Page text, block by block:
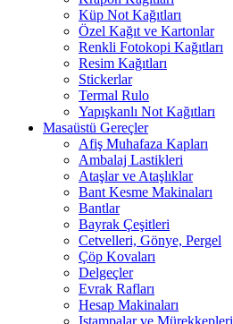
Küp Not Kağıtları
Özel Kağıt ve Kartonlar
Renkli Fotokopi Kağıtları
Resim Kağıtları
Stickerlar
Termal Rulo
Yapışkanlı Not Kağıtları
Masaüstü Gereçler
Afiş Muhafaza Kapları
Ambalaj Lastikleri
Ataşlar ve Ataşlıklar
Bant Kesme Makinaları
Bantlar
Bayrak Çeşitleri
Cetvelleri, Gönye, Pergel
Çöp Kovaları
Delgeçler
Evrak Rafları
Hesap Makinaları
Istampalar ve Mürekkepleri